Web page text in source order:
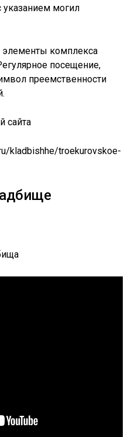
указанием могил
элементы комплекса
посещение,
преемственности
сайта
kladbishhe/troekurovskoe-